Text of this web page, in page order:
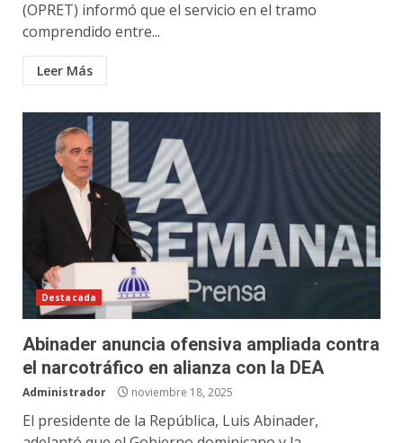
(OPRET) informó que el servicio en el tramo
comprendido entre...
Leer Más
Destacada
Abinader anuncia ofensiva ampliada contra
el narcotráfico en alianza con la DEA
Administrador noviembre 18, 2025
El presidente de la República, Luis Abinader,